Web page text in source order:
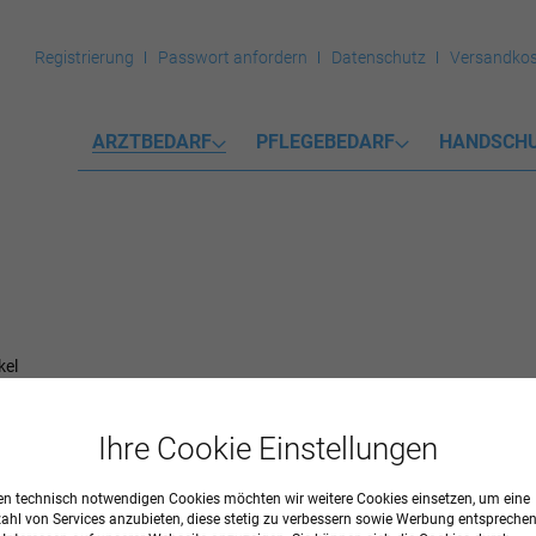
Registrierung Passwort anfordern Datenschutz
ARZTBEDARF PFLEGEBEDARF
Ihre Cookie Einstellungen
technisch notwendigen Cookies möchten wir weitere Cookies einsetzen, um eine
von Services anzubieten, diese stetig zu verbessern sowie Werbung